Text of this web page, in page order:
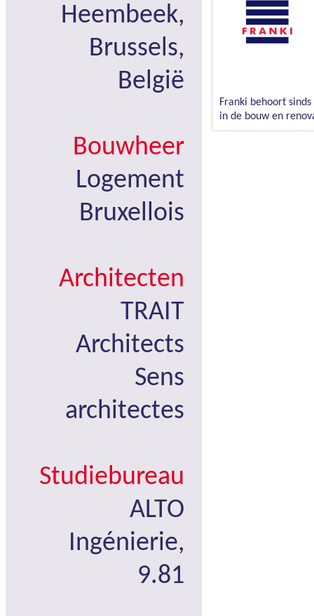
Heembeek,
Brussels,
België
Bouwheer
Logement
Bruxellois
Architecten
TRAIT
Architects
Sens
architectes
Studiebureau
ALTO
Ingénierie,
9.81
Franki behoort
in de bouw en